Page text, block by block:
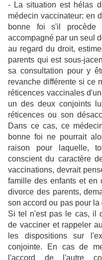
- La situation est hélas
médecin vaccinateur: en
bonne foi s'il procède
accompagné par un seul
au regard du droit,
parents qui est sous-
sa consultation pour y
revanche différente si ce
réticences vaccinales
un des deux conjoints
réticences ou son
Dans ce cas, ce
bonne foi ne pourrait
raison pour laquelle,
conscient du caractère
vaccinations, devrait
famille des enfants et en
divorce des parents,
son accord ou pas pour
Si tel n'est pas le cas, il
de vacciner et rappeler
les dispositions sur
conjointe. En cas de
l'accord de l'autre